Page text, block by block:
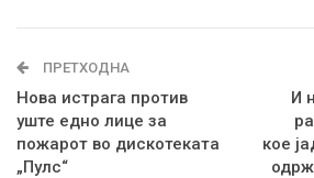
ПРЕТХОДНА
Нова истрага против
уште едно лице за
пожарот во дискотеката
„Пулс“
И
кое